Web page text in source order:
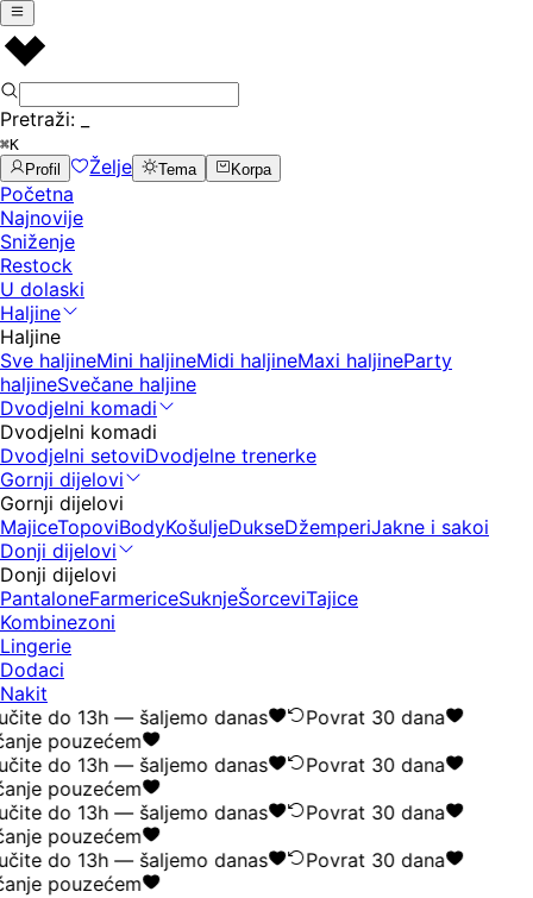
Pretraži:
⌘K
Profil
Želje Tema Korpa
Početna
Najnovije
Sniženje
Restock
U dolaski
Haljine
Haljine
Sve haljineMini haljineMidi haljineMaxi haljineParty
haljineSvečane haljine
Dvodjelni komadi
Dvodjelni komadi
Dvodjelni setoviDvodjelne trenerke
Gornji dijelovi
Gornji dijelovi
MajiceTopoviBodyKošuljeDukseDžemperiJakne i sakoi
Donji dijelovi
Donji dijelovi
PantaloneFarmericeSuknjeŠorceviTajice
Kombinezoni
Lingerie
Dodaci
Nakit
do 13h — šaljemo danas
Povrat 30 dana
pouzećem
do 13h — šaljemo danas
Povrat 30 dana
pouzećem
do 13h — šaljemo danas
Povrat 30 dana
pouzećem
do 13h — šaljemo danas
Povrat 30 dana
pouzećem